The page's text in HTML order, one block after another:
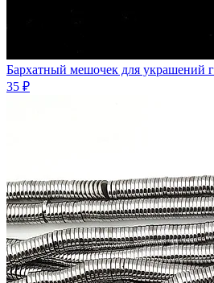
Бархатный мешочек для украшений
35 ₽